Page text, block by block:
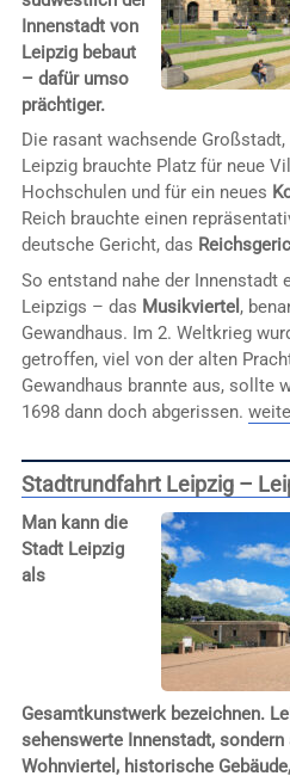
Innenstadt von
Leipzig bebaut
– dafür umso
prächtiger.
Die rasant wachsende Großstadt,
Leipzig brauchte Platz für neue
Hochschulen und für ein neues
Reich brauchte einen
deutsche Gericht, das
So entstand nahe der Innenstadt
Leipzigs – das Musikviertel ,
Gewandhaus. Im 2. Weltkrieg
getroffen, viel von der alten
Gewandhaus brannte aus, sollte
1698 dann doch abgerissen.
Stadtrundfahrt Leipzig –
Man kann die
Stadt Leipzig
als
Gesamtkunstwerk bezeichnen.
sehenswerte Innenstadt,
Wohnviertel, historische